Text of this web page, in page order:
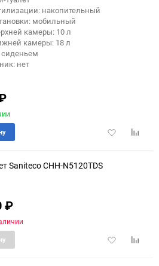
накопительный
мобильный
камеры: 10 л
камеры: 18 л
сиденьем
нет
Добавить
Saniteco CHH-N5120TDS
₽
Добавить